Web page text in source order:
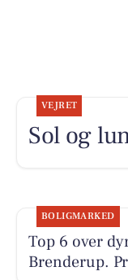
VEJRET
Sol og
BOLIGMARKED
Top 6 over
Brenderup.